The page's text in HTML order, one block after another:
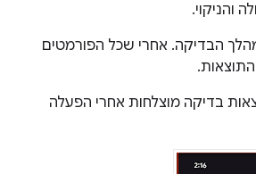
והניקוי.
הבדיקה. אחרי שכל הפורמטים
בדיקה מוצלחות אחרי הפעלה